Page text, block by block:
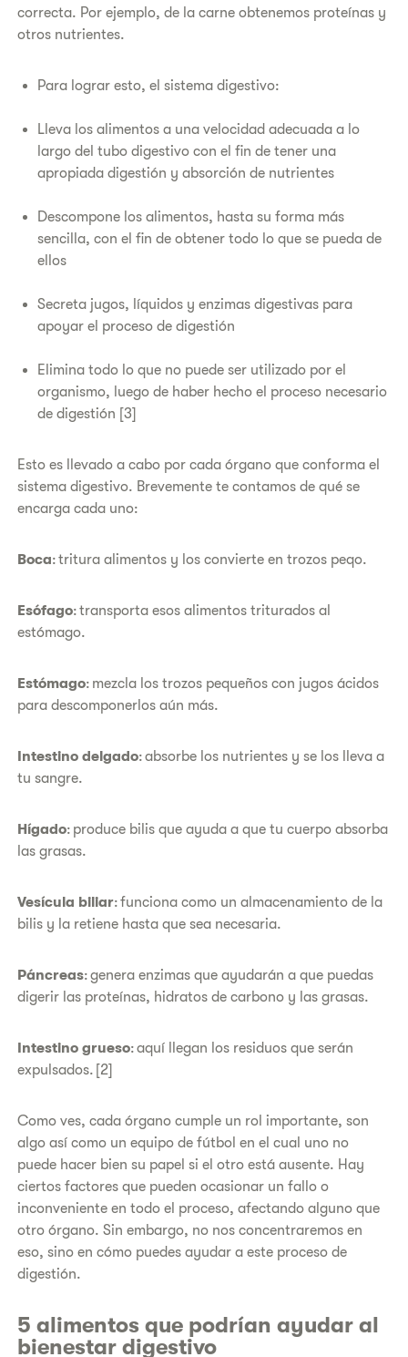
correcta. Por ejemplo, de la carne obtenemos proteínas y
otros nutrientes.
Para lograr esto, el sistema digestivo:
Lleva los alimentos a una velocidad adecuada a lo
largo del tubo digestivo con el fin de tener una
apropiada digestión y absorción de nutrientes
Descompone los alimentos, hasta su forma más
sencilla, con el fin de obtener todo lo que se pueda de
ellos
Secreta jugos, líquidos y enzimas digestivas para
apoyar el proceso de digestión
Elimina todo lo que no puede ser utilizado por el
organismo, luego de haber hecho el proceso necesario
de digestión [3]
Esto es llevado a cabo por cada órgano que conforma el
sistema digestivo. Brevemente te contamos de qué se
encarga cada uno:
Boca: tritura alimentos y los convierte en trozos peqo.
Esófago: transporta esos alimentos triturados al
estómago.
Estómago: mezcla los trozos pequeños con jugos ácidos
para descomponerlos aún más.
Intestino delgado: absorbe los nutrientes y se los lleva a
tu sangre.
Hígado: produce bilis que ayuda a que tu cuerpo absorba
las grasas.
Vesícula biliar: funciona como un almacenamiento de la
bilis y la retiene hasta que sea necesaria.
Páncreas: genera enzimas que ayudarán a que puedas
digerir las proteínas, hidratos de carbono y las grasas.
Intestino grueso: aquí llegan los residuos que serán
expulsados. [2]
Como ves, cada órgano cumple un rol importante, son
algo así como un equipo de fútbol en el cual uno no
puede hacer bien su papel si el otro está ausente. Hay
ciertos factores que pueden ocasionar un fallo o
inconveniente en todo el proceso, afectando alguno que
otro órgano. Sin embargo, no nos concentraremos en
eso, sino en cómo puedes ayudar a este proceso de
digestión.
5 alimentos que podrían ayudar al
bienestar digestivo